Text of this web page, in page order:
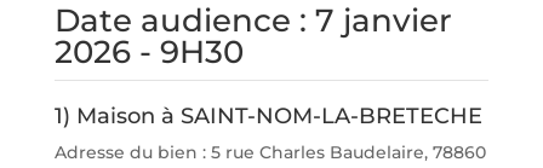
Date audience : 7 janvier
2026 - 9H30
1) Maison à SAINT-NOM-LA-BRETECHE
Adresse du bien : 5 rue Charles Baudelaire, 78860